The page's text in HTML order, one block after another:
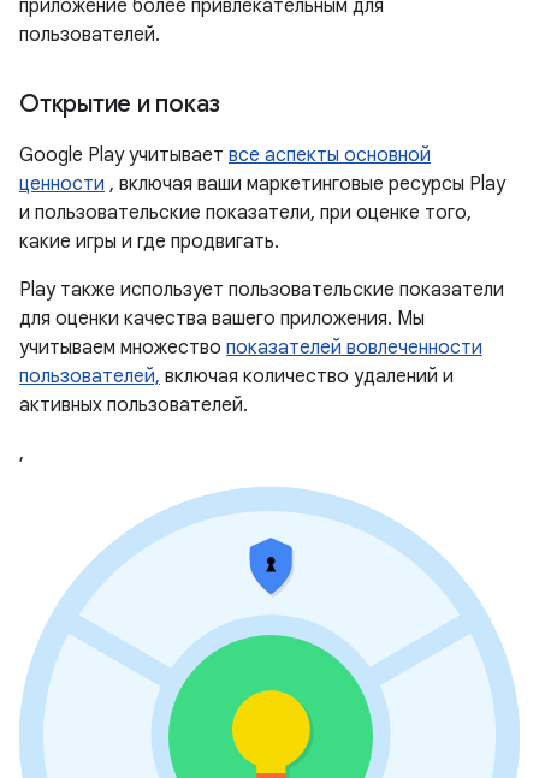
приложение более привлекательным для
пользователей.
Открытие и показ
Google Play учитывает все аспекты основной
ценности , включая ваши маркетинговые ресурсы Play
и пользовательские показатели, при оценке того,
какие игры и где продвигать.
Play также использует пользовательские показатели
для оценки качества вашего приложения. Мы
учитываем множество показателей вовлеченности
пользователей, включая количество удалений и
активных пользователей.
,